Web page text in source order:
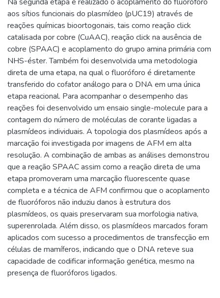
aos sítios funcionais do plasmídeo (pUC19) através de
reações químicas bioortogonais, tais como reação click
catalisada por cobre (CuAAC), reação click na ausência de
cobre (SPAAC) e acoplamento do grupo amina primária com
NHS-éster. Também foi desenvolvida uma metodologia
direta de uma etapa, na qual o fluoróforo é diretamente
transferido do cofator análogo para o DNA em uma única
etapa reacional. Para acompanhar o desempenho das
reações foi desenvolvido um ensaio single-molecule para a
contagem do número de moléculas de corante ligadas a
plasmídeos individuais. A topologia dos plasmídeos após a
marcação foi investigada por imagens de AFM em alta
resolução. A combinação de ambas as análises demonstrou
que a reação SPAAC assim como a reação direta de uma
etapa promoveram uma marcação fluorescente quase
completa e a técnica de AFM confirmou que o acoplamento
de fluoróforos não induziu danos à estrutura dos
plasmídeos, os quais preservaram sua morfologia nativa,
superenrolada. Além disso, os plasmídeos marcados foram
aplicados com sucesso a procedimentos de transfecção em
células de mamíferos, indicando que o DNA reteve sua
capacidade de codificar informação genética, mesmo na
presença de fluoróforos ligados.